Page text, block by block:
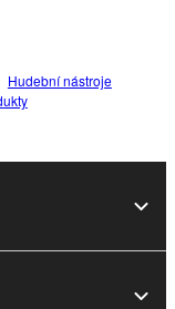
Hudební nástroje